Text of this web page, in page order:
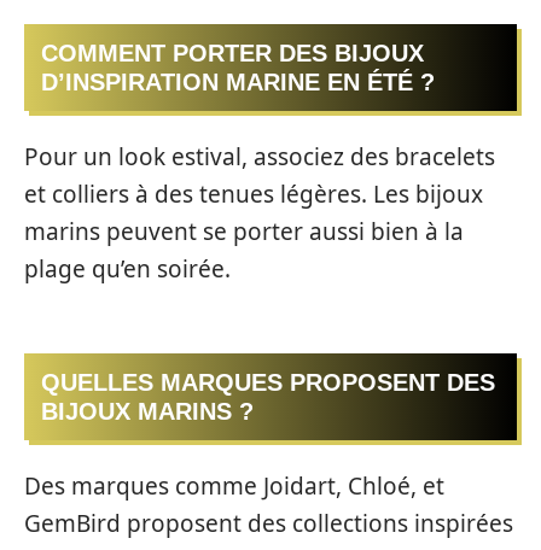
COMMENT PORTER DES BIJOUX
D’INSPIRATION MARINE EN ÉTÉ ?
Pour un look estival, associez des bracelets
et colliers à des tenues légères. Les bijoux
marins peuvent se porter aussi bien à la
plage qu’en soirée.
QUELLES MARQUES PROPOSENT DES
BIJOUX MARINS ?
Des marques comme Joidart, Chloé, et
GemBird proposent des collections inspirées